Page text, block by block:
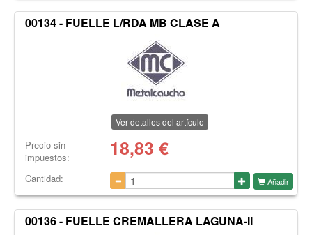
00134 - FUELLE L/RDA MB CLASE A
Ver detalles del artículo
Precio sin
impuestos:
18,83 €
Cantidad: Añadir
00136 - FUELLE CREMALLERA LAGUNA-II